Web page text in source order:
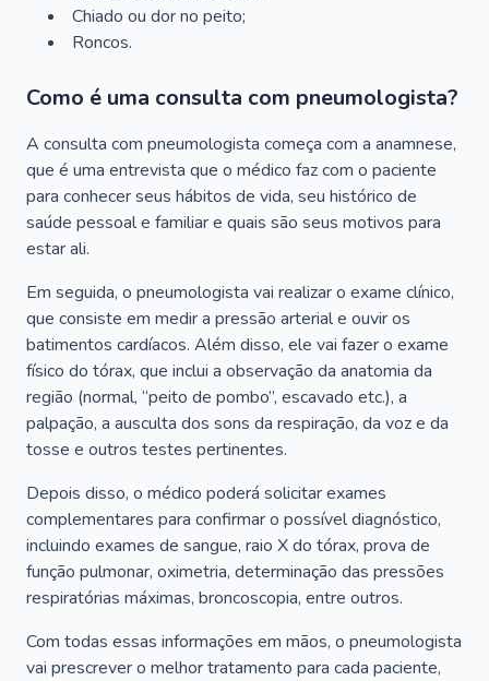
Chiado ou dor no peito;
Roncos.
Como é uma consulta com pneumologista?
A consulta com pneumologista começa com a anamnese,
que é uma entrevista que o médico faz com o paciente
para conhecer seus hábitos de vida, seu histórico de
saúde pessoal e familiar e quais são seus motivos para
estar ali.
Em seguida, o pneumologista vai realizar o exame clínico,
que consiste em medir a pressão arterial e ouvir os
batimentos cardíacos. Além disso, ele vai fazer o exame
físico do tórax, que inclui a observação da anatomia da
região (normal, “peito de pombo”, escavado etc.), a
palpação, a ausculta dos sons da respiração, da voz e da
tosse e outros testes pertinentes.
Depois disso, o médico poderá solicitar exames
complementares para confirmar o possível diagnóstico,
incluindo exames de sangue, raio X do tórax, prova de
função pulmonar, oximetria, determinação das pressões
respiratórias máximas, broncoscopia, entre outros.
Com todas essas informações em mãos, o pneumologista
vai prescrever o melhor tratamento para cada paciente,